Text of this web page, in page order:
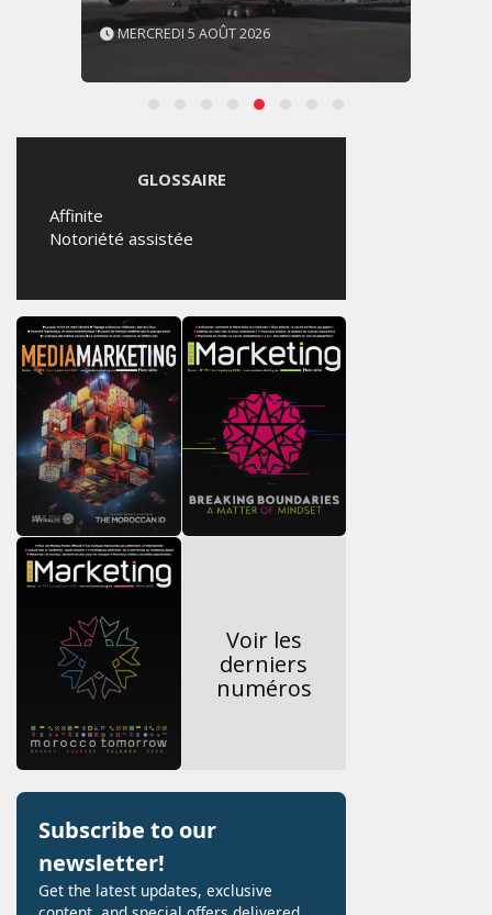
MERCREDI 5 AOÛT 2026
GLOSSAIRE
Affinite
Notoriété assistée
Voir les
derniers
numéros